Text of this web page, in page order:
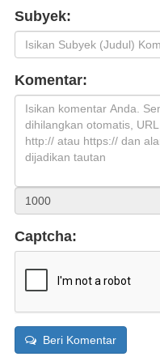
Subyek:
Komentar:
Captcha:
Beri Komentar